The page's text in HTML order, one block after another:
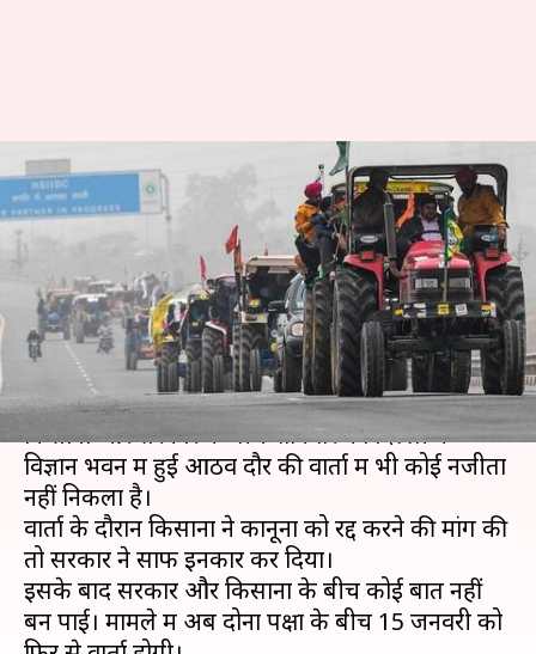
किसान आंदोलन: एक बार फिर
बेनतीजा रही वार्ता, सरकार ने कही
कोर्ट जाने की बात
लेखन भारत शर्मा Jan 08, 2021 06:55 pm
क्या है खबर?
कृषि कानूनों को निरस्त कराने को लेकर प्रदर्शन कर रहे
किसानों और सरकार के बीच शनिवार को दिल्ली के
विज्ञान भवन में हुई आठवें दौर की वार्ता में भी कोई नजीता
नहीं निकला है।
वार्ता के दौरान किसानों ने कानूनों को रद्द करने की मांग की
तो सरकार ने साफ इनकार कर दिया।
इसके बाद सरकार और किसानों के बीच कोई बात नहीं
बन पाई। मामले में अब दोनों पक्षों के बीच 15 जनवरी को